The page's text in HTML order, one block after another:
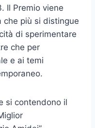
Il Premio viene
che più si distingue
di sperimentare
che per
e ai temi
si contendono il